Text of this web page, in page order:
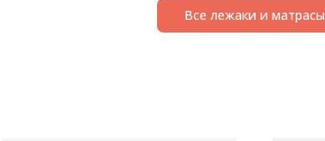
Все лежаки и матрасы